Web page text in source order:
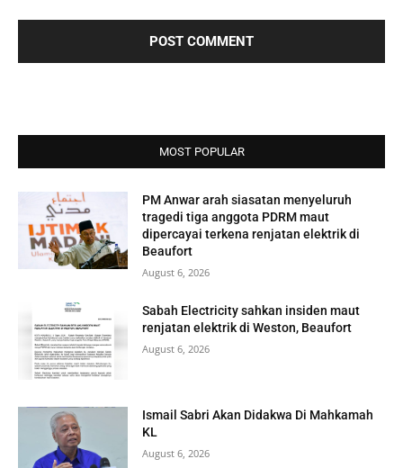
MOST POPULAR
PM Anwar arah siasatan menyeluruh
tragedi tiga anggota PDRM maut
dipercayai terkena renjatan elektrik di
Beaufort
August 6, 2026
Sabah Electricity sahkan insiden maut
renjatan elektrik di Weston, Beaufort
August 6, 2026
Ismail Sabri Akan Didakwa Di Mahkamah
KL
August 6, 2026